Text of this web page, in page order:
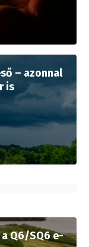
– azonnal
is
Q6/SQ6 e-